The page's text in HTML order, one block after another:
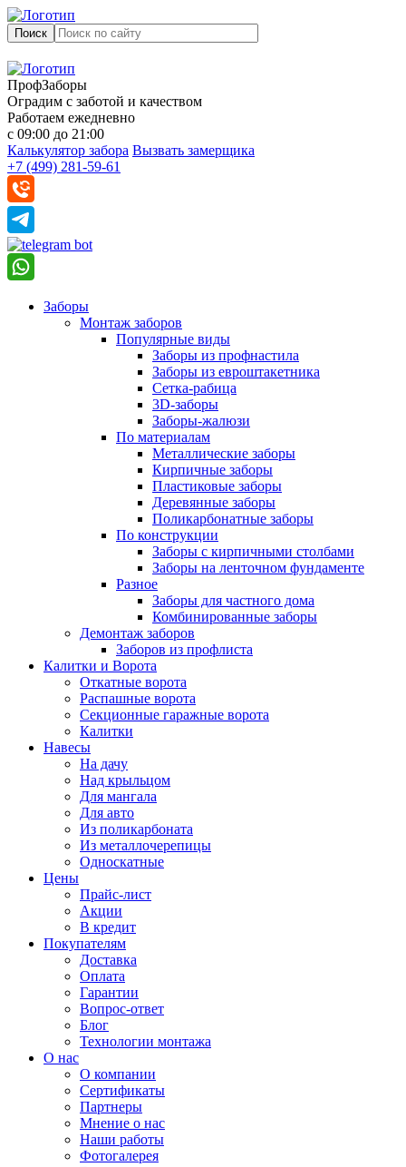
Поиск
ПрофЗаборы
Оградим с заботой и качеством
Работаем ежедневно
с 09:00 до 21:00
Калькулятор забора Вызвать замерщика
+7 (499) 281-59-61
Заборы
Монтаж заборов
Популярные виды
Заборы из профнастила
Заборы из евроштакетника
Сетка-рабица
3D-заборы
Заборы-жалюзи
По материалам
Металлические заборы
Кирпичные заборы
Пластиковые заборы
Деревянные заборы
Поликарбонатные заборы
По конструкции
Заборы с кирпичными столбами
Заборы на ленточном фундаменте
Разное
Заборы для частного дома
Комбинированные заборы
Демонтаж заборов
Заборов из профлиста
Калитки и Ворота
Откатные ворота
Распашные ворота
Секционные гаражные ворота
Калитки
Навесы
На дачу
Над крыльцом
Для мангала
Для авто
Из поликарбоната
Из металлочерепицы
Односкатные
Цены
Прайс-лист
Акции
В кредит
Покупателям
Доставка
Оплата
Гарантии
Вопрос-ответ
Блог
Технологии монтажа
О нас
О компании
Сертификаты
Партнеры
Мнение о нас
Наши работы
Фотогалерея